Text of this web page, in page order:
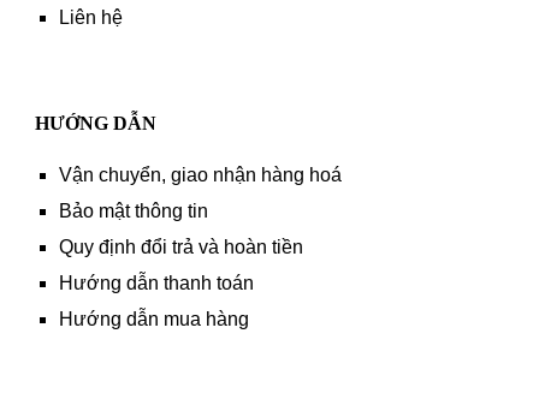
Liên hệ
HƯỚNG DẪN
Vận chuyển, giao nhận hàng hoá
Bảo mật thông tin
Quy định đổi trả và hoàn tiền
Hướng dẫn thanh toán
Hướng dẫn mua hàng